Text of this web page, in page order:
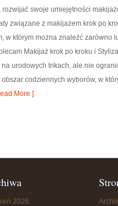
rozwijać swoje umiejętności
związane z makijażem krok po
w którym można znaleźć zarówno
Makijaż krok po kroku i
na urodowych trikach, ale nie
codziennych wyborów, w
More ]
2026